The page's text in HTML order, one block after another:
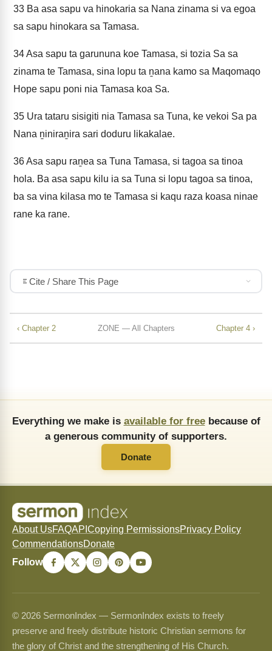
33 Ba asa sapu va hinokaria sa Nana zinama si va egoa
sa sapu hinokara sa Tamasa.
34Asa sapu ta garununa koe Tamasa, si tozia Sa sa
zinama te Tamasa, sina lopu ta ṉana kamo sa Maqomaqo
Hope sapu poni nia Tamasa koa Sa.
35 Ura tataru sisigiti nia Tamasa sa Tuna, ke vekoi Sa pa
Nana ṉiniraṉira sari doduru likakalae.
36Asa sapu raṉea sa Tuna Tamasa, si tagoa sa tinoa
hola. Ba asa sapu kilu ia sa Tuna si lopu tagoa sa tinoa,
ba sa vina kilasa mo te Tamasa si kaqu raza koasa ninae
rane ka rane.
Cite / Share This Page
‹ Chapter 2 ZONE — All Chapters Chapter 4 ›
Everything we make is available for freebecause of
a generous community of supporters.
Donate
About UsFAQAPI Copying PermissionsPrivacy Policy
CommendationsDonate
Follow
© 2026 SermonIndex — SermonIndex exists to freely
preserve and freely distribute historic Christian sermons for
the glory of Christ and the strengthening of His Church.